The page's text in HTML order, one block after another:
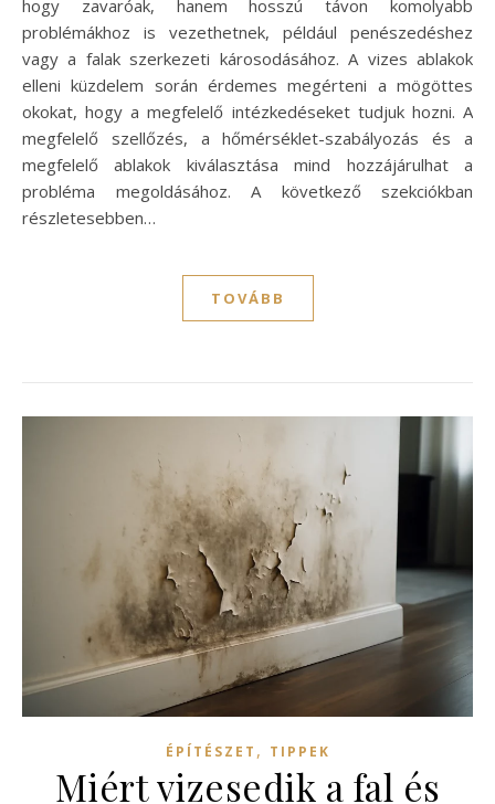
hogy zavaróak, hanem hosszú távon komolyabb
problémákhoz is vezethetnek, például penészedéshez
vagy a falak szerkezeti károsodásához. A vizes ablakok
elleni küzdelem során érdemes megérteni a mögöttes
okokat, hogy a megfelelő intézkedéseket tudjuk hozni. A
megfelelő szellőzés, a hőmérséklet-szabályozás és a
megfelelő ablakok kiválasztása mind hozzájárulhat a
probléma megoldásához. A következő szekciókban
részletesebben…
TOVÁBB
ÉPÍTÉSZET , TIPPEK
Miért vizesedik a fal és